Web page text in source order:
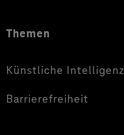
Themen
Künstliche Intelligenz
Barrierefreiheit